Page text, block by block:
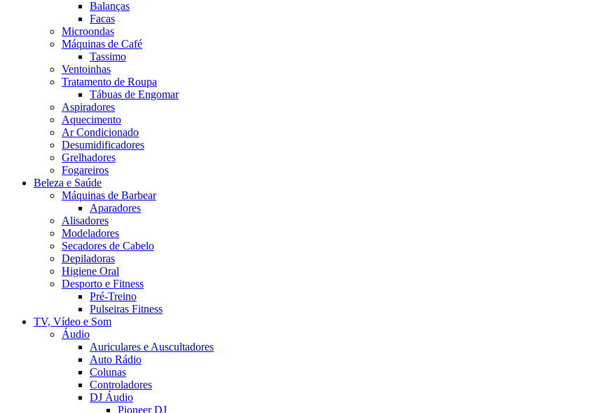
Balanças
Facas
Microondas
Máquinas de Café
Tassimo
Ventoinhas
Tratamento de Roupa
Tábuas de Engomar
Aspiradores
Aquecimento
Ar Condicionado
Desumidificadores
Grelhadores
Fogareiros
Beleza e Saúde
Máquinas de Barbear
Aparadores
Alisadores
Modeladores
Secadores de Cabelo
Depiladoras
Higiene Oral
Desporto e Fitness
Pré-Treino
Pulseiras Fitness
TV, Vídeo e Som
Áudio
Auriculares e Auscultadores
Auto Rádio
Colunas
Controladores
DJ Áudio
Pioneer DJ